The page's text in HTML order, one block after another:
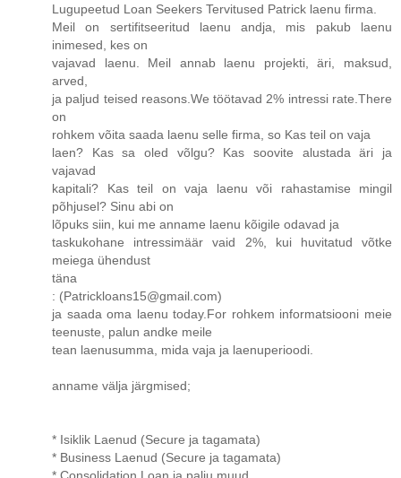
Lugupeetud Loan Seekers Tervitused Patrick laenu firma.
Meil on sertifitseeritud laenu andja, mis pakub laenu
inimesed, kes on
vajavad laenu. Meil annab laenu projekti, äri, maksud,
arved,
ja paljud teised reasons.We töötavad 2% intressi rate.There
on
rohkem võita saada laenu selle firma, so Kas teil on vaja
laen? Kas sa oled võlgu? Kas soovite alustada äri ja
vajavad
kapitali? Kas teil on vaja laenu või rahastamise mingil
põhjusel? Sinu abi on
lõpuks siin, kui me anname laenu kõigile odavad ja
taskukohane intressimäär vaid 2%, kui huvitatud võtke
meiega ühendust
täna
: (Patrickloans15@gmail.com)
ja saada oma laenu today.For rohkem informatsiooni meie
teenuste, palun andke meile
tean laenusumma, mida vaja ja laenuperioodi.
anname välja järgmised;
* Isiklik Laenud (Secure ja tagamata)
* Business Laenud (Secure ja tagamata)
* Consolidation Loan ja palju muud.